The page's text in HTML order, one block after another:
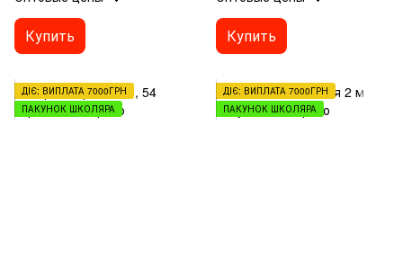
Купить Купить
ДІЄ: ВИПЛАТА 7000ГРН
ПАКУНОК ШКОЛЯРА
ДІЄ: ВИПЛАТА 7000ГРН
ПАКУНОК ШКОЛЯРА